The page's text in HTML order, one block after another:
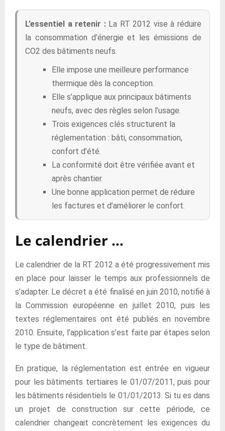
L’essentiel a retenir :La RT 2012 vise à réduire
la consommation d’énergie et les émissions de
CO2 des bâtiments neufs.
Elle impose une meilleure performance
thermique dès la conception.
Elle s’applique aux principaux bâtiments
neufs, avec des règles selon l’usage.
Trois exigences clés structurent la
réglementation : bâti, consommation,
confort d’été.
La conformité doit être vérifiée avant et
après chantier.
Une bonne application permet de réduire
les factures et d’améliorer le confort.
Le calendrier …
Le calendrier de la RT 2012 a été progressivement mis
en place pour laisser le temps aux professionnels de
s’adapter. Le décret a été finalisé en juin 2010, notifié à
la Commission européenne en juillet 2010, puis les
textes réglementaires ont été publiés en novembre
2010. Ensuite, l’application s’est faite par étapes selon
le type de bâtiment.
En pratique, la réglementation est entrée en vigueur
pour les bâtiments tertiaires le 01/07/2011, puis pour
les bâtiments résidentiels le 01/01/2013. Si tu es dans
un projet de construction sur cette période, ce
calendrier changeait concrètement les exigences du